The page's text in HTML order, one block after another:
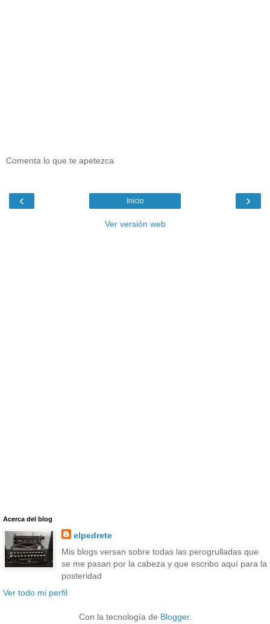
Comenta lo que te apetezca
‹ ›
Inicio
Ver versión web
Acerca del blog
elpedrete
Mis blogs versan sobre todas las perogrulladas que
se me pasan por la cabeza y que escribo aquí para la
posteridad
Ver todo mi perfil
Con la tecnología de Blogger.